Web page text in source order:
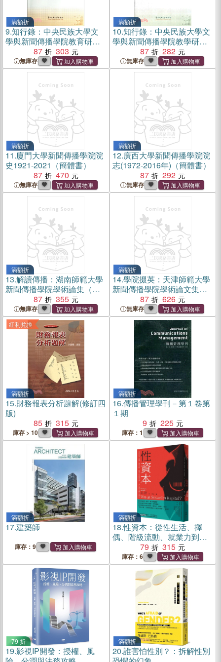
滿額折
9.知行錄：中央民族大學文
學與新聞傳播學院教育研究
及學生學術訓練成果選編(第
4輯)（簡體書）
87 303
無庫存
滿額折
10.知行錄：中央民族大學文
學與新聞傳播學院教學研究
及學生學術訓練成果選編(第
3輯) （簡體書）
87 282
無庫存
滿額折
11.廈門大學新聞傳播學院院
史1921-2021（簡體書）
87
470
無庫存
滿額折
12.廣西大學新聞傳播學院院
志(1972-2016年)（簡體書）
87
292
無庫存
滿額折
13.解讀傳播：湖南師範大學
新聞傳播學院學術論集（簡
87 355
無庫存
滿額折
14.學院掇英：天津師範大學
新聞傳播學院學術論文集
(2012-2013年卷‧上下)（簡體
書）
87 626
無庫存
紅利兌換
滿額折
15.財務報表分析題解(修訂四
版)
85
315
庫存 > 10
滿額折
16.傳播管理學刊－第１卷第
１期
9
225
庫存：1
滿額折
17.建築師
庫存：9
滿額折
18.性資本：從性生活、擇
偶、階級流動、就業力到商
業買賣，「性」如何被轉化
為資本
79 315
庫存：6
79 折
19.影視IP開發：授權、風
滿額折
20.誰害怕性別？：拆解性別